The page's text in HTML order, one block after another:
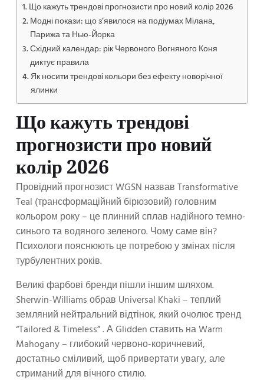
Що кажуть трендові прогнозисти про новий колір 2026
Модні покази: що з’явилося на подіумах Мілана,
Парижа та Нью-Йорка
Східний календар: рік Червоного Вогняного Коня
диктує правила
Як носити трендові кольори без ефекту новорічної
ялинки
Що кажуть трендові
прогнозисти про новий
колір 2026
Провідний прогнозист WGSN назвав Transformative
Teal (трансформаційний бірюзовий) головним
кольором року – це плинний сплав надійного темно-
синього та водяного зеленого. Чому саме він?
Психологи пояснюють це потребою у змінах після
турбулентних років.
Великі фарбові бренди пішли іншим шляхом.
Sherwin-Williams обрав Universal Khaki – теплий
земляний нейтральний відтінок, який очолює тренд
“Tailored & Timeless” . А Glidden ставить на Warm
Mahogany – глибокий червоно-коричневий,
достатньо сміливий, щоб привертати увагу, але
стриманий для вічного стилю.